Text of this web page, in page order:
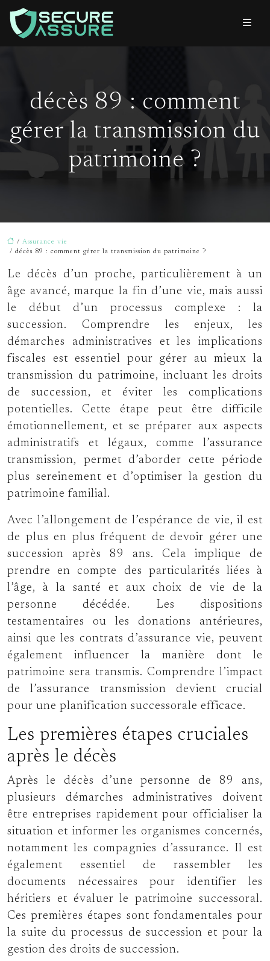
décès 89 : comment
gérer la transmission du
patrimoine ?
/ Assurance vie
/ décès 89 : comment gérer la transmission du patrimoine ?
Le décès d’un proche, particulièrement à un
âge avancé, marque la fin d’une vie, mais aussi
le début d’un processus complexe : la
succession. Comprendre les enjeux, les
démarches administratives et les implications
fiscales est essentiel pour gérer au mieux la
transmission du patrimoine, incluant les droits
de succession, et éviter les complications
potentielles. Cette étape peut être difficile
émotionnellement, et se préparer aux aspects
administratifs et légaux, comme l’assurance
transmission, permet d’aborder cette période
plus sereinement et d’optimiser la gestion du
patrimoine familial.
Avec l’allongement de l’espérance de vie, il est
de plus en plus fréquent de devoir gérer une
succession après 89 ans. Cela implique de
prendre en compte des particularités liées à
l’âge, à la santé et aux choix de vie de la
personne décédée. Les dispositions
testamentaires ou les donations antérieures,
ainsi que les contrats d’assurance vie, peuvent
également influencer la manière dont le
patrimoine sera transmis. Comprendre l’impact
de l’assurance transmission devient crucial
pour une planification successorale efficace.
Les premières étapes cruciales
après le décès
Après le décès d’une personne de 89 ans,
plusieurs démarches administratives doivent
être entreprises rapidement pour officialiser la
situation et informer les organismes concernés,
notamment les compagnies d’assurance. Il est
également essentiel de rassembler les
documents nécessaires pour identifier les
héritiers et évaluer le patrimoine successoral.
Ces premières étapes sont fondamentales pour
la suite du processus de succession et pour la
gestion des droits de succession.